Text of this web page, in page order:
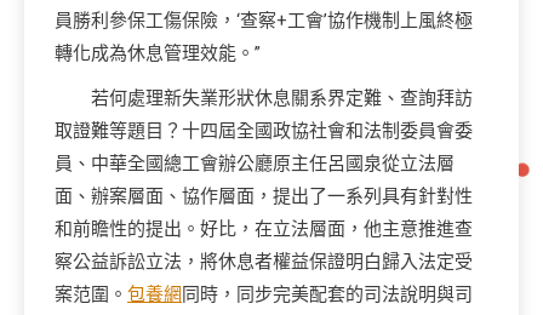
員勝利參保工傷保險，‘查察+工會’協作機制上風終極
轉化成為休息管理效能。”
若何處理新失業形狀休息關系界定難、查詢拜訪
取證難等題目？十四屆全國政協社會和法制委員會委
員、中華全國總工會辦公廳原主任呂國泉從立法層
面、辦案層面、協作層面，提出了一系列具有針對性
和前瞻性的提出。好比，在立法層面，他主意推進查
察公益訴訟立法，將休息者權益保證明白歸入法定受
案范圍。 包養網 同時，同步完美配套的司法說明與司